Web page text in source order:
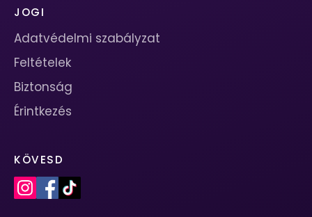
JOGI
Adatvédelmi szabályzat
Feltételek
Biztonság
Érintkezés
KÖVESD